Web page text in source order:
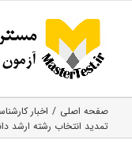
content
صفحه اصلی
اخبار
تمدید انتخاب رشته ارشد